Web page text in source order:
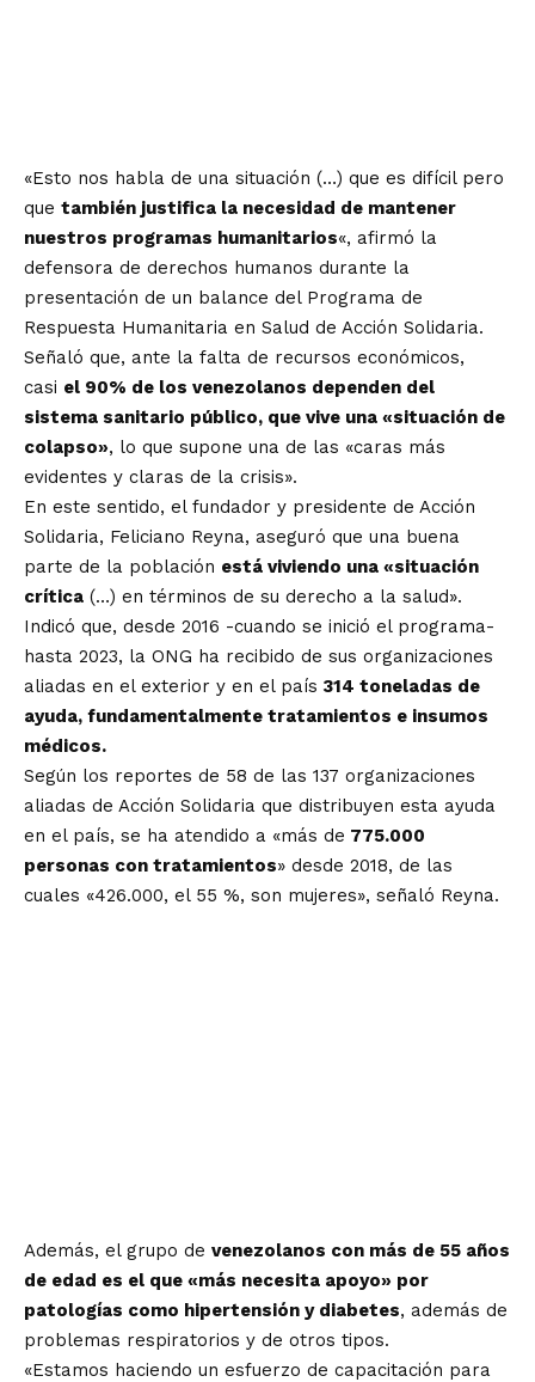
«Esto nos habla de una situación (…) que es difícil pero
que también justifica la necesidad de mantener
nuestros programas humanitarios«, afirmó la
defensora de derechos humanos durante la
presentación de un balance del Programa de
Respuesta Humanitaria en Salud de Acción Solidaria.
Señaló que, ante la falta de recursos económicos,
casi el 90% de los venezolanos dependen del
sistema sanitario público, que vive una «situación de
colapso», lo que supone una de las «caras más
evidentes y claras de la crisis».
En este sentido, el fundador y presidente de Acción
Solidaria, Feliciano Reyna, aseguró que una buena
parte de la población está viviendo una «situación
crítica (…) en términos de su derecho a la salud».
Indicó que, desde 2016 -cuando se inició el programa-
hasta 2023, la ONG ha recibido de sus organizaciones
aliadas en el exterior y en el país 314 toneladas de
ayuda, fundamentalmente tratamientos e insumos
médicos.
Según los reportes de 58 de las 137 organizaciones
aliadas de Acción Solidaria que distribuyen esta ayuda
en el país, se ha atendido a «más de 775.000
personas con tratamientos» desde 2018, de las
cuales «426.000, el 55 %, son mujeres», señaló Reyna.
Además, el grupo de venezolanos con más de 55 años
de edad es el que «más necesita apoyo» por
patologías como hipertensión y diabetes, además de
problemas respiratorios y de otros tipos.
«Estamos haciendo un esfuerzo de capacitación para